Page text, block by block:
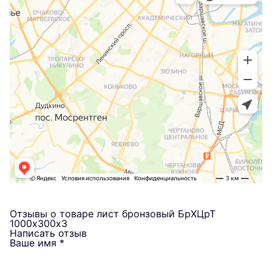
Отзывы о товаре лист бронзовый БрХЦрТ
1000х300х3
Написать отзыв
Ваше имя *